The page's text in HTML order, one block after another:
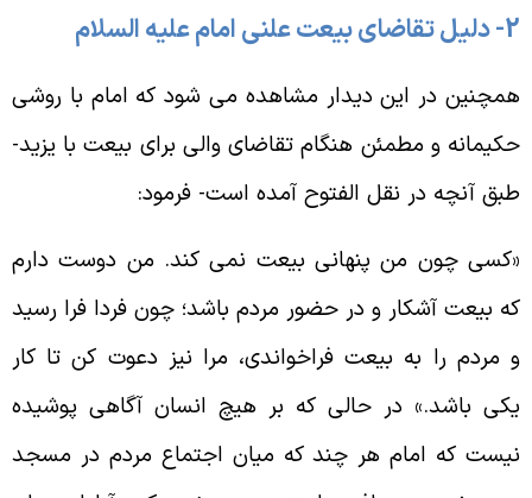
در اين ديدار مشاهده مى شود كه امام با روشى
و مطمئن هنگام تقاضاى والى براى بيعت با يزيد-
آنچه در نقل الفتوح آمده است- فرمود:
چون من پنهانى بيعت نمى كند. من دوست دارم
بيعت آشكار و در حضور مردم باشد؛ چون فردا فرا رسيد
مردم را به بيعت فراخواندى، مرا نيز دعوت كن تا كار
باشد.» در حالى كه بر هيچ انسان آگاهى پوشيده
كه امام هر چند كه ميان اجتماع مردم در مسجد